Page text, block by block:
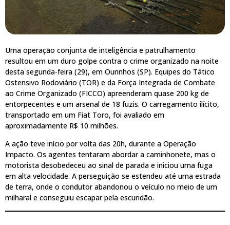
Uma operação conjunta de inteligência e patrulhamento
resultou em um duro golpe contra o crime organizado na noite
desta segunda-feira (29), em Ourinhos (SP). Equipes do Tático
Ostensivo Rodoviário (TOR) e da Força Integrada de Combate
ao Crime Organizado (FICCO) apreenderam quase 200 kg de
entorpecentes e um arsenal de 18 fuzis. O carregamento ilícito,
transportado em um Fiat Toro, foi avaliado em
aproximadamente R$ 10 milhões.
A ação teve início por volta das 20h, durante a Operação
Impacto. Os agentes tentaram abordar a caminhonete, mas o
motorista desobedeceu ao sinal de parada e iniciou uma fuga
em alta velocidade. A perseguição se estendeu até uma estrada
de terra, onde o condutor abandonou o veículo no meio de um
milharal e conseguiu escapar pela escuridão.